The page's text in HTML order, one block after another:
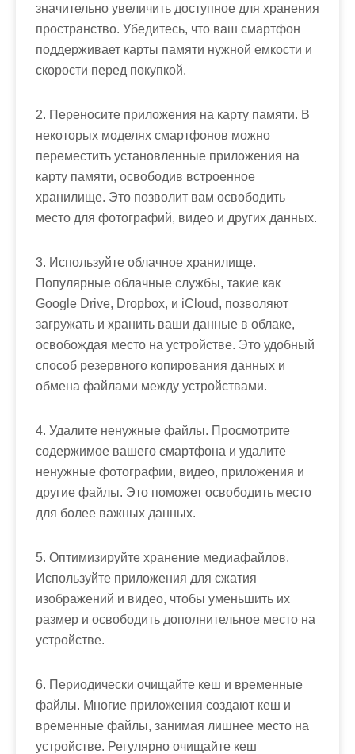
значительно увеличить доступное для хранения
пространство. Убедитесь, что ваш смартфон
поддерживает карты памяти нужной емкости и
скорости перед покупкой.
2. Переносите приложения на карту памяти. В
некоторых моделях смартфонов можно
переместить установленные приложения на
карту памяти, освободив встроенное
хранилище. Это позволит вам освободить
место для фотографий, видео и других данных.
3. Используйте облачное хранилище.
Популярные облачные службы, такие как
Google Drive, Dropbox, и iCloud, позволяют
загружать и хранить ваши данные в облаке,
освобождая место на устройстве. Это удобный
способ резервного копирования данных и
обмена файлами между устройствами.
4. Удалите ненужные файлы. Просмотрите
содержимое вашего смартфона и удалите
ненужные фотографии, видео, приложения и
другие файлы. Это поможет освободить место
для более важных данных.
5. Оптимизируйте хранение медиафайлов.
Используйте приложения для сжатия
изображений и видео, чтобы уменьшить их
размер и освободить дополнительное место на
устройстве.
6. Периодически очищайте кеш и временные
файлы. Многие приложения создают кеш и
временные файлы, занимая лишнее место на
устройстве. Регулярно очищайте кеш